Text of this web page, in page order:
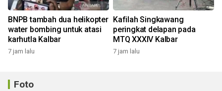
BNPB tambah dua helikopter
water bombing untuk atasi
karhutla Kalbar
7 jam lalu
Kafilah Singkawang
peringkat delapan pada
MTQ XXXIV Kalbar
7 jam lalu
Foto